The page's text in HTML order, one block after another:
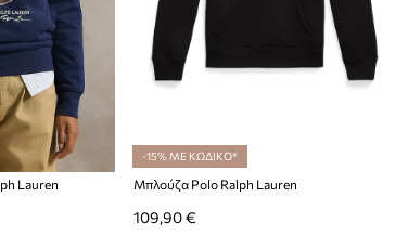
Lauren
-15% ΜΕ ΚΩΔΙΚΟ*
Μπλούζα Polo Ralph Lauren
109,90 €